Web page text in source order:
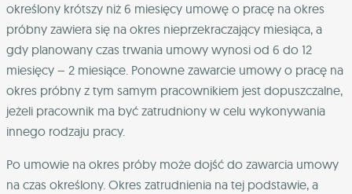
określony krótszy niż 6 miesięcy umowę o pracę na okres
próbny zawiera się na okres nieprzekraczający miesiąca, a
gdy planowany czas trwania umowy wynosi od 6 do 12
miesięcy – 2 miesiące. Ponowne zawarcie umowy o pracę na
okres próbny z tym samym pracownikiem jest dopuszczalne,
jeżeli pracownik ma być zatrudniony w celu wykonywania
innego rodzaju pracy.
Po umowie na okres próby może dojść do zawarcia umowy
na czas określony. Okres zatrudnienia na tej podstawie, a